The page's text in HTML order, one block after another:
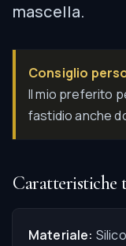
mascella.
Consiglio
Il mio preferito
fastidio anche
Caratteristiche
Materiale: